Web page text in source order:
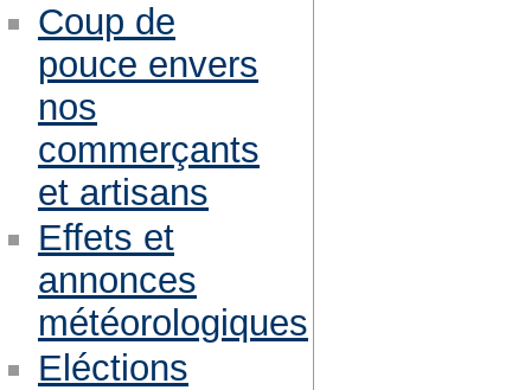
Coup de
pouce envers
nos
commerçants
et artisans
Effets et
annonces
météorologiques
Eléctions